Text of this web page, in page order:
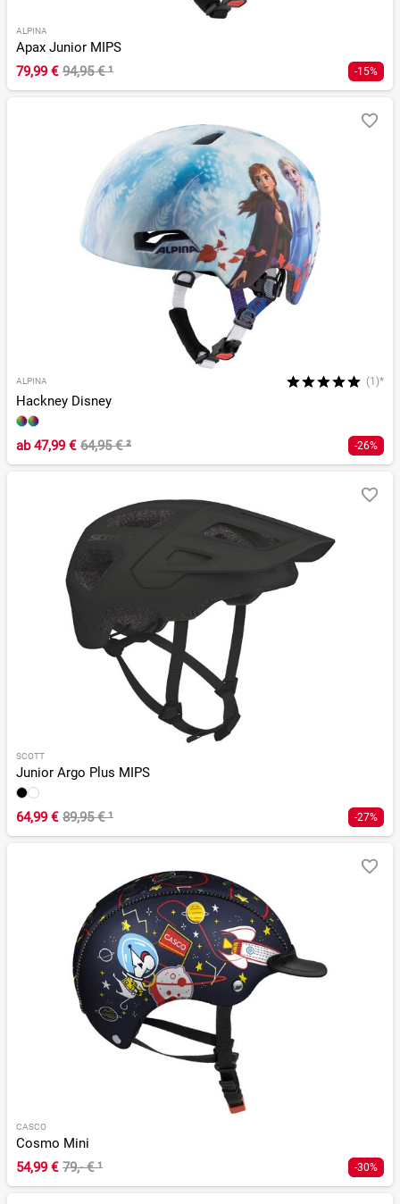
ALPINA
Apax Junior MIPS
79,99 € 94,95 €¹ -15%
ALPINA (1)*
Hackney Disney
ab47,99 € 64,95 €² -26%
SCOTT
Junior Argo Plus MIPS
64,99 € 89,95 €¹ -27%
CASCO
Cosmo Mini
54,99 € 79,- €¹ -30%